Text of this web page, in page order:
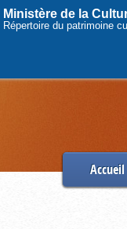
Ministère de la
Répertoire du patrimoine
Accueil